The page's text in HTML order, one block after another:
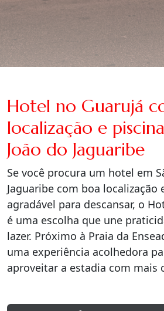
Hotel no Guarujá
localização e
João do Jaguaribe
Se você procura um hotel em
Jaguaribe com boa localização
agradável para descansar, o
é uma escolha que une
lazer. Próximo à Praia da
uma experiência acolhedora
aproveitar a estadia com mais